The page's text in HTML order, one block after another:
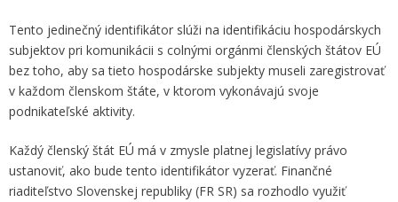
Tento jedinečný identifikátor slúži na identifikáciu hospodárskych
subjektov pri komunikácii s colnými orgánmi členských štátov EÚ
bez toho, aby sa tieto hospodárske subjekty museli zaregistrovať
v každom členskom štáte, v ktorom vykonávajú svoje
podnikateľské aktivity.
Každý členský štát EÚ má v zmysle platnej legislatívy právo
ustanoviť, ako bude tento identifikátor vyzerať. Finančné
riaditeľstvo Slovenskej republiky (FR SR) sa rozhodlo využiť